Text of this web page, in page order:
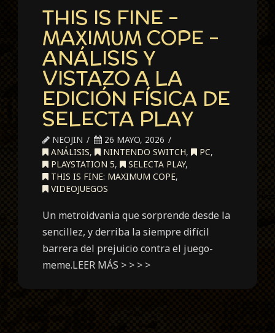
THIS IS FINE –
MAXIMUM COPE –
ANÁLISIS Y
VISTAZO A LA
EDICIÓN FÍSICA DE
SELECTA PLAY
NEOJIN
26 MAYO, 2026
ANÁLISIS, NINTENDO SWITCH, PC,
PLAYSTATION 5, SELECTA PLAY,
THIS IS FINE: MAXIMUM COPE,
VIDEOJUEGOS
Un metroidvania que sorprende desde la
sencillez, y derriba la siempre difícil
barrera del prejuicio contra el juego-
meme.LEER MÁS > > > >